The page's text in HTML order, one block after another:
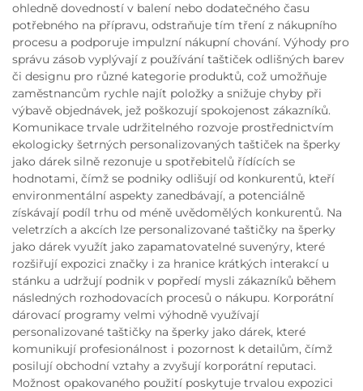
ohledně dovedností v balení nebo dodatečného času
potřebného na přípravu, odstraňuje tím tření z nákupního
procesu a podporuje impulzní nákupní chování. Výhody pro
správu zásob vyplývají z používání taštiček odlišných barev
či designu pro různé kategorie produktů, což umožňuje
zaměstnancům rychle najít položky a snižuje chyby při
výbavě objednávek, jež poškozují spokojenost zákazníků.
Komunikace trvale udržitelného rozvoje prostřednictvím
ekologicky šetrných personalizovaných taštiček na šperky
jako dárek silně rezonuje u spotřebitelů řídících se
hodnotami, čímž se podniky odlišují od konkurentů, kteří
environmentální aspekty zanedbávají, a potenciálně
získávají podíl trhu od méně uvědomělých konkurentů. Na
veletrzích a akcích lze personalizované taštičky na šperky
jako dárek využít jako zapamatovatelné suvenýry, které
rozšiřují expozici značky i za hranice krátkých interakcí u
stánku a udržují podnik v popředí mysli zákazníků během
následných rozhodovacích procesů o nákupu. Korporátní
dárovací programy velmi výhodně využívají
personalizované taštičky na šperky jako dárek, které
komunikují profesionálnost i pozornost k detailům, čímž
posilují obchodní vztahy a zvyšují korporátní reputaci.
Možnost opakovaného použití poskytuje trvalou expozici